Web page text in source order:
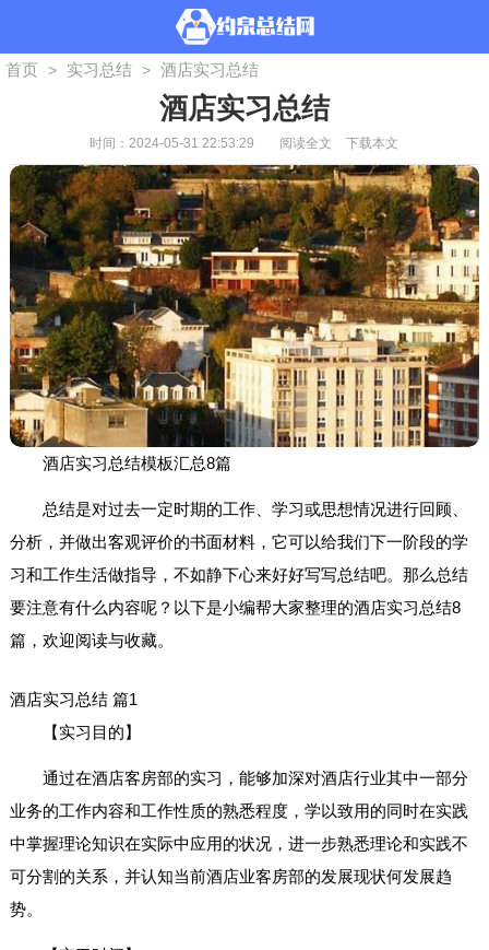
首页 > 实习总结 > 酒店实习总结
酒店实习总结
时间：2024-05-31 22:53:29 阅读全文 下载本文
酒店实习总结模板汇总8篇
总结是对过去一定时期的工作、学习或思想情况进行回顾、
分析，并做出客观评价的书面材料，它可以给我们下一阶段的学
习和工作生活做指导，不如静下心来好好写写总结吧。那么总结
要注意有什么内容呢？以下是小编帮大家整理的酒店实习总结8
篇，欢迎阅读与收藏。
酒店实习总结 篇1
【实习目的】
通过在酒店客房部的实习，能够加深对酒店行业其中一部分
业务的工作内容和工作性质的熟悉程度，学以致用的同时在实践
中掌握理论知识在实际中应用的状况，进一步熟悉理论和实践不
可分割的关系，并认知当前酒店业客房部的发展现状何发展趋
势。